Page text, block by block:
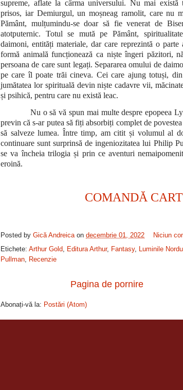
supreme, aflate la cârma universului. Nu mai există
prisos, iar Demiurgul, un moșneag ramolit, care nu
Pământ, mulțumindu-se doar să fie venerat de
atotputernic. Totul se mută pe Pământ,
daimoni, entități materiale, dar care reprezintă o
formă animală funcționează ca niște îngeri păzitori,
persoana de care sunt legați. Separarea omului de
pe care îl poate trăi cineva. Cei care ajung totuși,
jumătatea lor spirituală devin niște cadavre vii,
și psihică, pentru care nu există leac.
Nu o să vă spun mai multe despre epopeea
previn că s-ar putea să fiți absorbiți complet de
să salveze lumea. Între timp, am citit și volumul al
continuare sunt surprinsă de ingeniozitatea lui Philip
se va încheia trilogia și prin ce aventuri
eroină.
COMANDĂ
Posted by Gică Andreica on decembrie 01, 2022
Niciun
Etichete: Arthur Gold, Editura Arthur, Fantasy, Luminile
Pullman, Recenzie
Pagina de pornire
Abonați-vă la: Postări (Atom)